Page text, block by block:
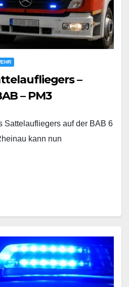
–
– PM3
Sattelaufliegers auf der BAB 6
kann nun